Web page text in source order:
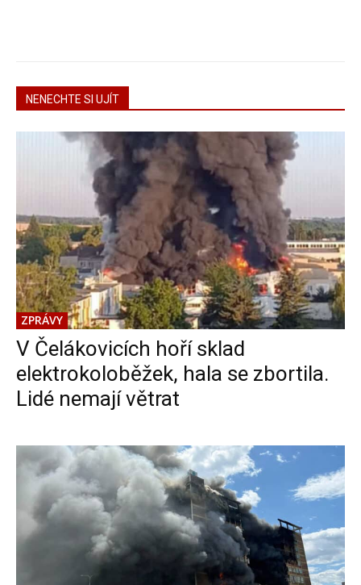
NENECHTE SI UJÍT
ZPRÁVY
V Čelákovicích hoří sklad
elektrokoloběžek, hala se zbortila.
Lidé nemají větrat